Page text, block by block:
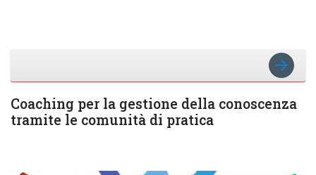
VAI
Coaching per la gestione della conoscenza
tramite le comunità di pratica